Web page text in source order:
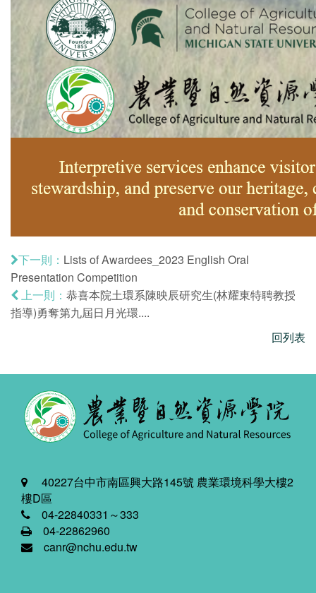
下一則： Lists of Awardees_2023 English Oral
Presentation Competition
上一則： 恭喜本院土環系陳映辰研究生(林耀東特聘教授
指導)勇奪第九屆日月光環....
回列表
40227台中市南區興大路145號 農業環境科學大樓2
樓D區
04-22840331～333
04-22862960
canr@nchu.edu.tw